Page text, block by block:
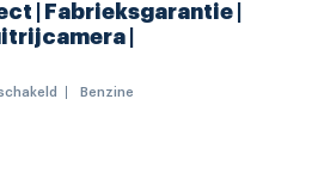
| Fabrieksgarantie |
|
Benzine